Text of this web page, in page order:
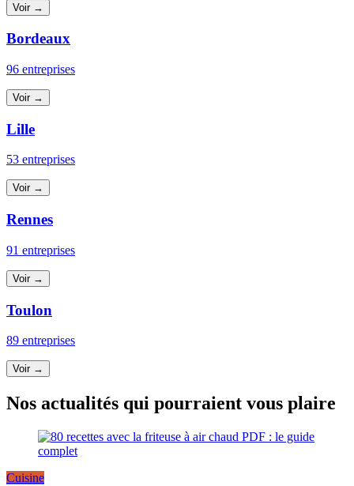
Voir →
Bordeaux
96 entreprises
Voir →
Lille
53 entreprises
Voir →
Rennes
91 entreprises
Voir →
Toulon
89 entreprises
Voir →
Nos actualités qui pourraient vous plaire
Cuisine